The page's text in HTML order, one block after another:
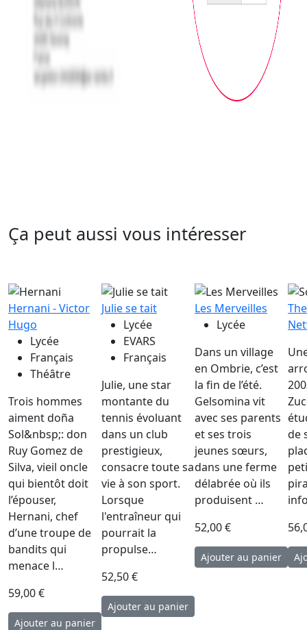
Ça peut aussi vous intéresser
Hernani - Victor
Hugo
Lycée
Français
Théâtre
Trois hommes
aiment doña
Sol&nbsp;: don
Ruy Gomez de
Silva, vieil oncle
qui bientôt doit
l’épouser,
Hernani, chef
d’une troupe de
bandits qui
menace l…
59,00 €
Julie se tait
Lycée
EVARS
Français
Julie, une star
montante du
tennis évoluant
dans un club
prestigieux,
consacre toute sa
vie à son sport.
Lorsque
l'entraîneur qui
pourrait la
propulse…
52,50 €
Les Merveilles
Lycée
Dans un village
en Ombrie, c’est
la fin de l’été.
Gelsomina vit
avec ses parents
et ses trois
jeunes sœurs,
dans une ferme
délabrée où ils
produisent …
52,00 €
de